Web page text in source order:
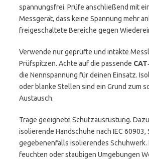
spannungsfrei. Prüfe anschließend mit
Messgerät, dass keine Spannung mehr
freigeschaltete Bereiche gegen
Verwende nur geprüfte und intakte
Prüfspitzen. Achte auf die passende
die Nennspannung für deinen Einsatz.
oder blanke Stellen sind ein Grund zum
Austausch.
Trage geeignete Schutzausrüstung.
isolierende Handschuhe nach IEC
gegebenenfalls isolierendes Schuhwerk.
feuchten oder staubigen Umgebungen